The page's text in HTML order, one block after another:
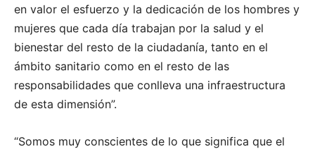
en valor el esfuerzo y la dedicación de los hombres y
mujeres que cada día trabajan por la salud y el
bienestar del resto de la ciudadanía, tanto en el
ámbito sanitario como en el resto de las
responsabilidades que conlleva una infraestructura
de esta dimensión”.
“Somos muy conscientes de lo que significa que el